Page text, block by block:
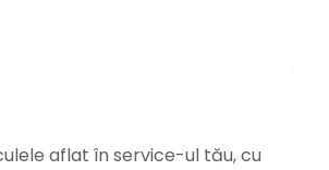
aflat în service-ul tău, cu